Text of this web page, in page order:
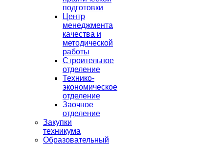
подготовки
Центр
менеджмента
качества и
методической
работы
Строительное
отделение
Технико-
экономическое
отделение
Заочное
отделение
Закупки
техникума
Образовательный